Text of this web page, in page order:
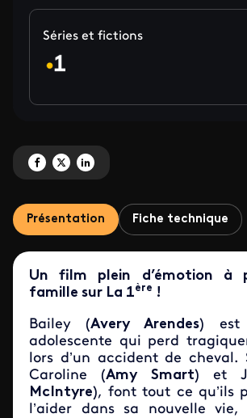
Séries et fictions
Partagez 'Prunelle de mes yeux ' sur Facebook
Partagez 'Prunelle de mes yeux ' sur X
Partagez 'Prunelle de mes yeux ' sur
Présentation Fiche technique
Un film plein d’émotion à
famille sur La 1ère !
Bailey (Avery Arendes) est
adolescente qui perd
lors d’un accident de cheval.
Caroline (Amy Smart) et
McIntyre), font tout ce qu’ils
l’aider dans sa nouvelle vie,